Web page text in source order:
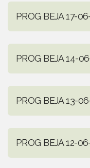
PROG BEJA 17-
PROG BEJA 14-
PROG BEJA 13-
PROG BEJA 12-